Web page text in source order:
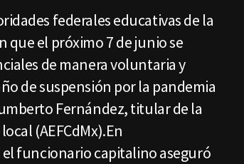
federales educativas de la
que el próximo 7 de junio se
de manera voluntaria y
de suspensión por la pandemia
Fernández, titular de la
(AEFCdMx).En
funcionario capitalino aseguró